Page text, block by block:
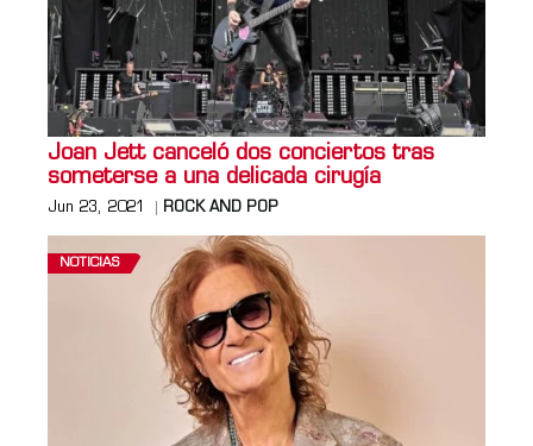
Joan Jett canceló dos conciertos tras
someterse a una delicada cirugía
Jun 23, 2021 ROCK AND POP
NOTICIAS